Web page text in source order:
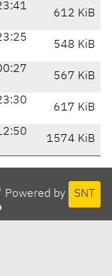
612 KiB
548 KiB
567 KiB
617 KiB
1574 KiB
Powered by SNT